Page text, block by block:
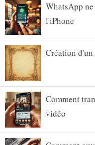
WhatsApp
l'iPhone
Création
Comment
vidéo